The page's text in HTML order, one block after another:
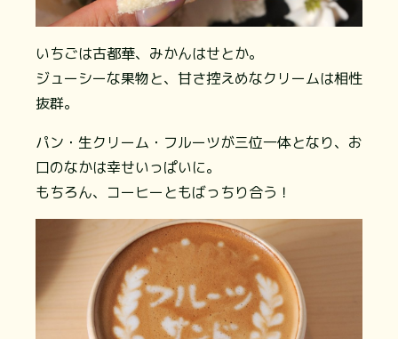
いちごは古都華、みかんはせとか。
ジューシーな果物と、甘さ控えめなクリームは相性
抜群。
パン・生クリーム・フルーツが三位一体となり、お
口のなかは幸せいっぱいに。
もちろん、コーヒーともばっちり合う！